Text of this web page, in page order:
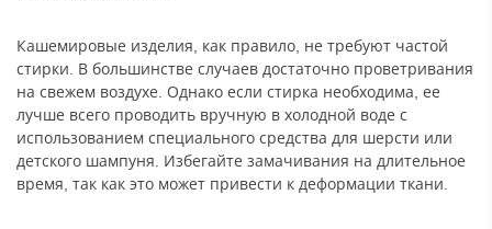
Кашемировые изделия, как правило, не требуют частой
стирки. В большинстве случаев достаточно проветривания
на свежем воздухе. Однако если стирка необходима, ее
лучше всего проводить вручную в холодной воде с
использованием специального средства для шерсти или
детского шампуня. Избегайте замачивания на длительное
время, так как это может привести к деформации ткани.